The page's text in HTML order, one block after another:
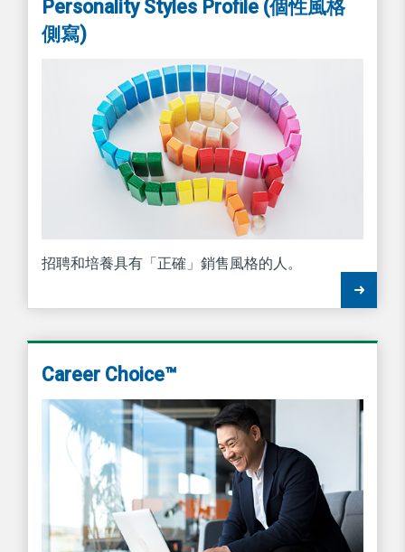
Personality Styles Profile (個性風格
側寫)
招聘和培養具有「正確」銷售風格的人。
Career Choice™